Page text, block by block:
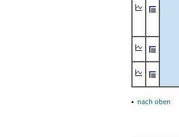
▴ nach oben